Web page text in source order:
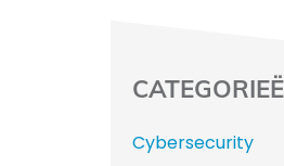
Cybersecurity